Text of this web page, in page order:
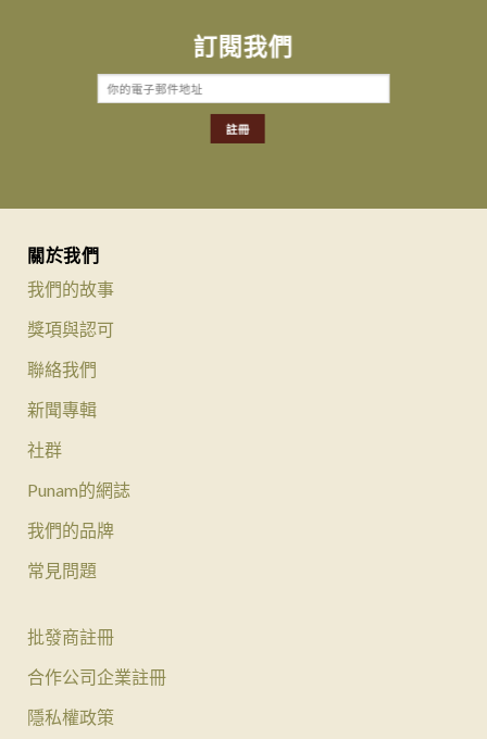
訂閱我們
關於我們
我們的故事
獎項與認可
聯絡我們
新聞專輯
社群
Punam的網誌
我們的品牌
常見問題
批發商註冊
合作公司企業註冊
隱私權政策